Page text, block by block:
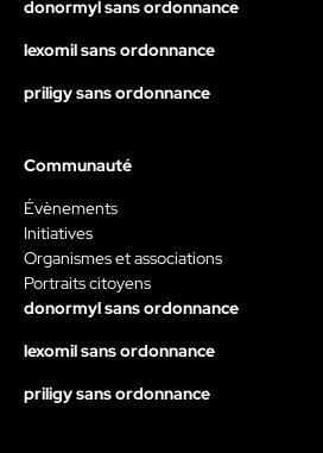
donormyl sans ordonnance
lexomil sans ordonnance
priligy sans ordonnance
Communauté
Évènements
Initiatives
Organismes et associations
Portraits citoyens
donormyl sans ordonnance
lexomil sans ordonnance
priligy sans ordonnance